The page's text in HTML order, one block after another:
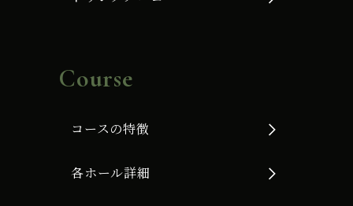
Course
コースの特徴
各ホール詳細